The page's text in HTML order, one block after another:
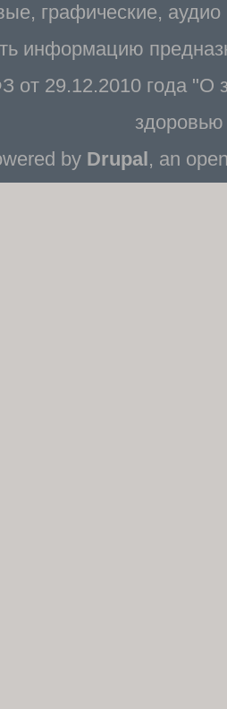
графические,
информацию
от 29.12.2010 года "О
by Drupal, an